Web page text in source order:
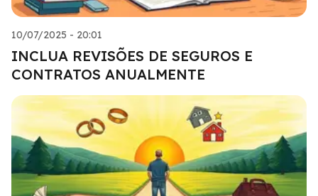
10/07/2025 - 20:01
INCLUA REVISÕES DE SEGUROS E
CONTRATOS ANUALMENTE